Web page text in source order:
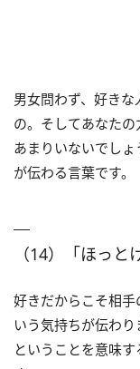
男女問わず、好き
の。そしてあなた
あまりいないでし
が伝わる言葉です。
（14）「ほっと
好きだからこそ相
いう気持ちが伝わり
ということを意味